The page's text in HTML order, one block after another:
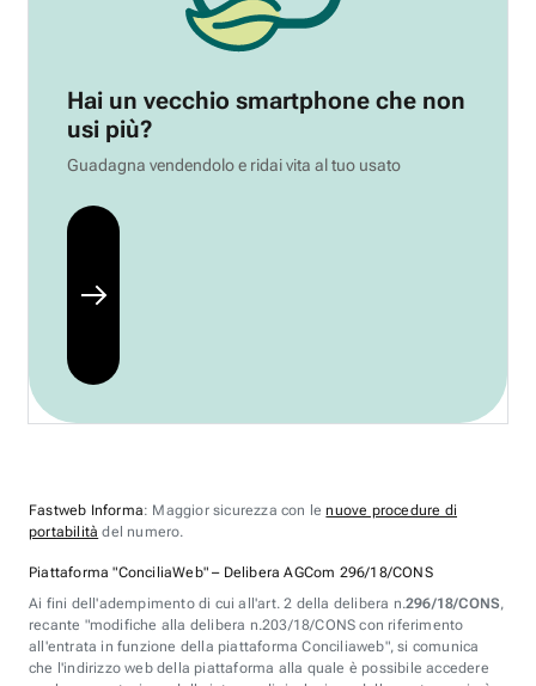
Hai un vecchio smartphone che non
usi più?
Guadagna vendendolo e ridai vita al tuo usato
Fastweb Informa: Maggior sicurezza con lenuove procedure di
portabilità del numero.
Piattaforma "ConciliaWeb" – Delibera AGCom 296/18/CONS
Ai fini dell'adempimento di cui all'art. 2 della delibera n.296/18/CONS,
recante "modifiche alla delibera n.203/18/CONS con riferimento
all'entrata in funzione della piattaforma Conciliaweb", si comunica
che l'indirizzo web della piattaforma alla quale è possibile accedere